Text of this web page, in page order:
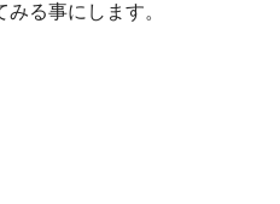
る事にします。